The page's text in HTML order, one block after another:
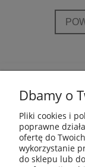
Dbamy o
Pliki cookies i
poprawne
ofertę do
wykorzystanie
do sklepu lub